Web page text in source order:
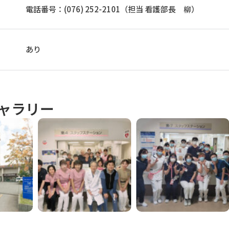
電話番号：(076) 252-2101（担当 看護部長 柳）
あり
ラリー